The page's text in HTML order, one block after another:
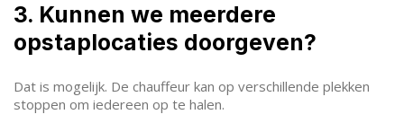
3. Kunnen we meerdere
opstaplocaties doorgeven?
Dat is mogelijk. De chauffeur kan op verschillende plekken
stoppen om iedereen op te halen.